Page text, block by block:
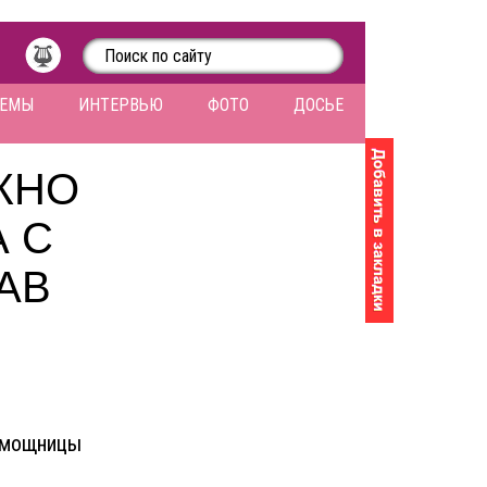
ИНТЕРВЬЮ ФОТО ДОСЬЕ
С